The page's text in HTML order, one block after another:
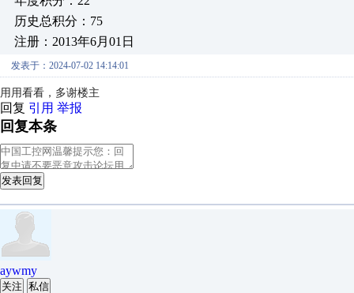
历史总积分：75
注册：2013年6月01日
发表于：2024-07-02 14:14:01
用用看看，多谢楼主
回复 引用 举报
回复本条
发表回复
aywmy
关注 私信